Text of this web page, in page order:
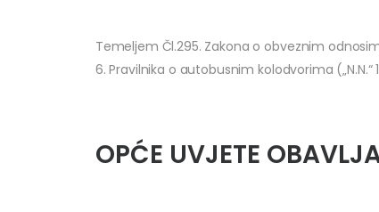
Temeljem Čl.295. Zakona o obveznim
6. Pravilnika o autobusnim kolodvorima
OPĆE UVJETE